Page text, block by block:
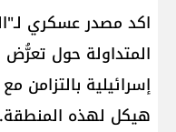
اكد مصدر عسكري
المتداولة حول تعرُّض
إسرائيلية بالتزامن
هيكل لهذه المنطقة.